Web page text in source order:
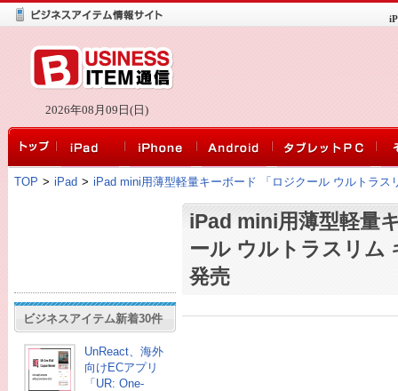
2026年08月09日(日)
TOP > iPad > iPad mini用薄型軽量キーボード 「ロジクール ウルトラス
ビジネスアイテム新着30件
UnReact、海外
向けECアプリ
「UR: One-
iPad mini用薄型軽量
ール ウルトラスリム
発売